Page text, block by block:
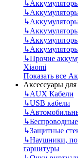
↳
↳
↳
↳
↳
↳
↳Прочие
Xiaomi
Показать все
Аксессуары
↳AUX Кабели
↳USB кабели
↳
↳
↳Защитные
↳Наушники,
гарнитуры